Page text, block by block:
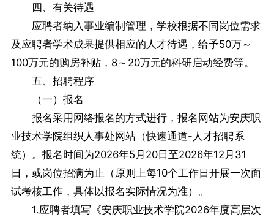
四、有关待遇
应聘者纳入事业编制管理，学校根据不同岗位需求
及应聘者学术成果提供相应的人才待遇，给予50万～
100万元的购房补贴，8～20万元的科研启动经费等。
五、招聘程序
（一）报名
报名采用网络报名的方式进行，报名网站为安庆职
业技术学院组织人事处网站（快速通道-人才招聘系
统）。报名时间为2026年5月20日至2026年12月31
日，或岗位招满为止（原则上每10个工作日开展一次面
试考核工作，具体以报名实际情况为准）。
1.应聘者填写《安庆职业技术学院2026年度高层次